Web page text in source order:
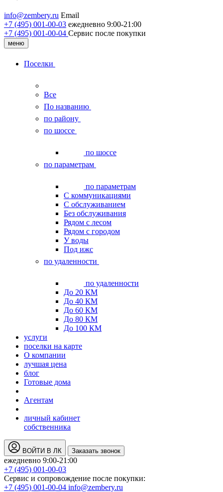
info@zembery.ru Email
+7 (495) 001-00-03 ежедневно 9:00-21:00
+7 (495) 001‑00‑04 Сервис после покупки
меню
Поселки
Все
По названию
по району
по шоссе
по шоссе
по параметрам
по параметрам
С коммуникациями
С обслуживанием
Без обслуживания
Рядом с лесом
Рядом с городом
У воды
Под ижс
по удаленности
по удаленности
До 20 КМ
До 40 КМ
До 60 КМ
До 80 КМ
До 100 КМ
услуги
поселки на карте
О компании
лучшая цена
блог
Готовые дома
Агентам
личный кабинет
собственника
ВОЙТИ В ЛК Заказать звонок
ежедневно 9:00-21:00
+7 (495) 001-00-03
Cервис и сопровождение после покупки:
+7 (495) 001-00-04 info@zembery.ru